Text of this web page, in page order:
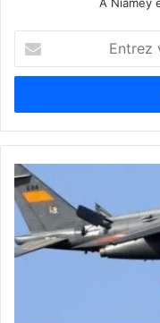
t
e
z
o
t
r
a